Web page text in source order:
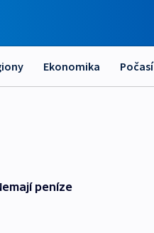
Ekonomika Počasí
peníze